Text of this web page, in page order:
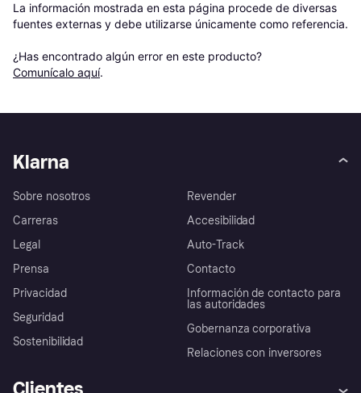
La información mostrada en esta página procede de diversas
fuentes externas y debe utilizarse únicamente como referencia.
¿Has encontrado algún error en este producto?
Comunícalo aquí.
Klarna
Sobre nosotros
Carreras
Legal
Prensa
Privacidad
Seguridad
Sostenibilidad
Revender
Accesibilidad
Auto-Track
Contacto
Información de contacto para
las autoridades
Gobernanza corporativa
Relaciones con inversores